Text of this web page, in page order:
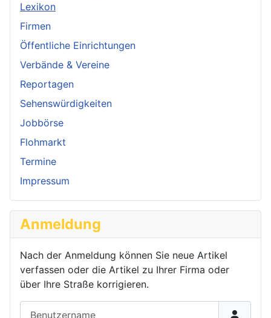
Lexikon
Firmen
Öffentliche Einrichtungen
Verbände & Vereine
Reportagen
Sehenswürdigkeiten
Jobbörse
Flohmarkt
Termine
Impressum
Anmeldung
Nach der Anmeldung können Sie neue Artikel
verfassen oder die Artikel zu Ihrer Firma oder
über Ihre Straße korrigieren.